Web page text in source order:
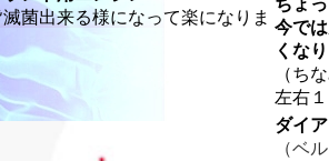
菌出来る様になって楽になりま
ちょ
今で
くな
（ち
左右
ダイ
（ベ